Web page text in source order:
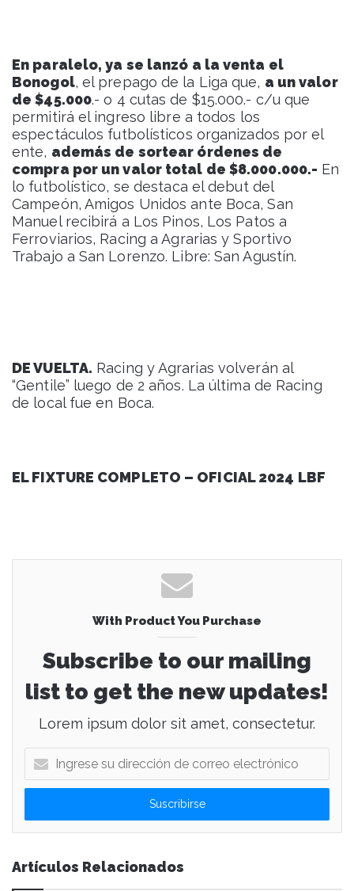
En paralelo, ya se lanzó a la venta el
Bonogol, el prepago de la Liga que, a un valor
de $45.000.- o 4 cutas de $15.000.- c/u que
permitirá el ingreso libre a todos los
espectáculos futbolísticos organizados por el
ente, además de sortear órdenes de
compra por un valor total de $8.000.000.- En
lo futbolístico, se destaca el debut del
Campeón, Amigos Unidos ante Boca, San
Manuel recibirá a Los Pinos, Los Patos a
Ferroviarios, Racing a Agrarias y Sportivo
Trabajo a San Lorenzo. Libre: San Agustín.
DE VUELTA. Racing y Agrarias volverán al
“Gentile” luego de 2 años. La última de Racing
de local fue en Boca.
EL FIXTURE COMPLETO – OFICIAL 2024 LBF
With Product You Purchase
Subscribe to our mailing
list to get the new updates!
Lorem ipsum dolor sit amet, consectetur.
g
e
s
Artículos Relacionados